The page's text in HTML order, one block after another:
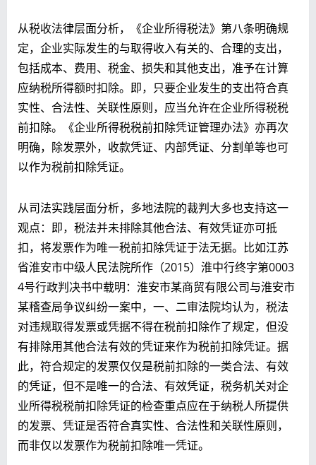
从税收法律层面分析，《企业所得税法》第八条明确规
定，企业实际发生的与取得收入有关的、合理的支出，
包括成本、费用、税金、损失和其他支出，准予在计算
应纳税所得额时扣除。即，只要企业发生的支出符合真
实性、合法性、关联性原则，应当允许在企业所得税税
前扣除。《企业所得税税前扣除凭证管理办法》亦再次
明确，除发票外，收款凭证、内部凭证、分割单等也可
以作为税前扣除凭证。
从司法实践层面分析，多地法院的裁判大多也支持这一
观点：即，税法并未排除其他合法、有效凭证亦可抵
扣，将发票作为唯一税前扣除凭证于法无据。比如江苏
省淮安市中级人民法院所作（2015）淮中行终字第0003
4号行政判决书中载明：淮安市某商贸有限公司与淮安市
某稽查局争议纠纷一案中，一、二审法院均认为，税法
对违规取得发票或凭据不得在税前扣除作了规定，但没
有排除用其他合法有效的凭证来作为税前扣除凭证。据
此，符合规定的发票仅仅是税前扣除的一类合法、有效
的凭证，但不是唯一的合法、有效凭证，税务机关对企
业所得税税前扣除凭证的检查重点应在于纳税人所提供
的发票、凭证是否符合真实性、合法性和关联性原则，
而非仅以发票作为税前扣除唯一凭证。